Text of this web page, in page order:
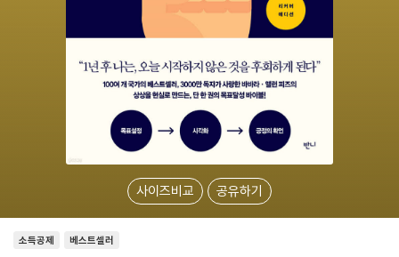
사이즈비교 공유하기
소득공제 베스트셀러